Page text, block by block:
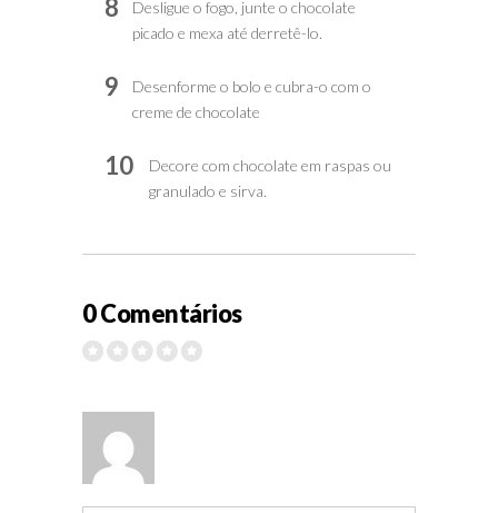
8
Desligue o fogo, junte o chocolate
picado e mexa até derretê-lo.
9
Desenforme o bolo e cubra-o com o
creme de chocolate
10
Decore com chocolate em raspas ou
granulado e sirva.
0 Comentários